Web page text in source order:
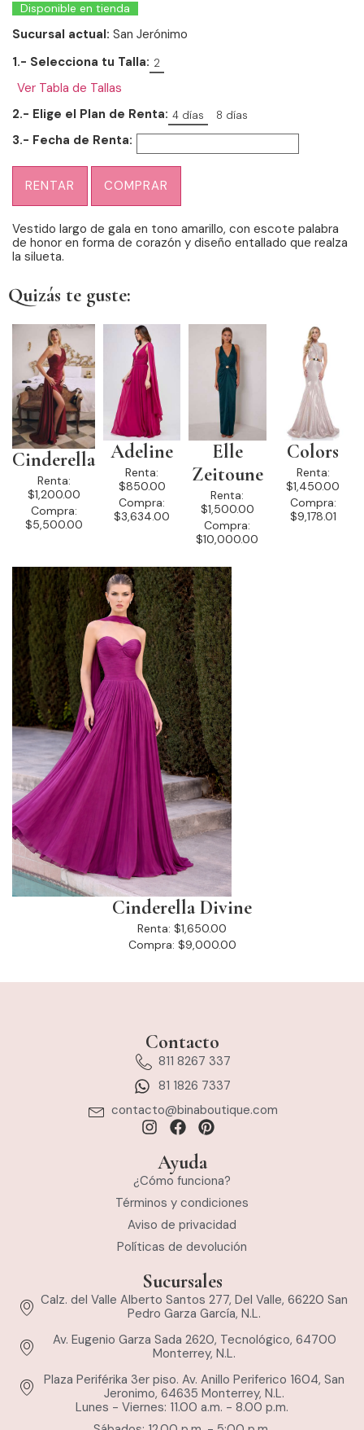
Disponible en tienda
Sucursal actual: San Jerónimo
1.- Selecciona tu Talla: 2
Ver Tabla de Tallas
2.- Elige el Plan de Renta: 4 días 8 días
3.- Fecha de Renta:
RENTAR COMPRAR
Vestido largo de gala en tono amarillo, con escote palabra
de honor en forma de corazón y diseño entallado que realza
la silueta.
Quizás te guste:
Cinderella
Renta:
$1,200.00
Compra:
$5,500.00
Adeline
Renta:
$850.00
Compra:
$3,634.00
Elle
Zeitoune
Renta:
$1,500.00
Compra:
$10,000.00
Colors
Renta:
$1,450.00
Compra:
$9,178.01
Cinderella Divine
Renta: $1,650.00
Compra: $9,000.00
Contacto
811 8267 337
81 1826 7337
contacto@binaboutique.com
Ayuda
¿Cómo funciona?
Términos y condiciones
Aviso de privacidad
Políticas de devolución
Sucursales
Calz. del Valle Alberto Santos 277, Del Valle, 66220 San
Pedro Garza García, N.L.
Av. Eugenio Garza Sada 2620, Tecnológico, 64700
Monterrey, N.L.
Plaza Periférika 3er piso. Av. Anillo Periferico 1604, San
Jeronimo, 64635 Monterrey, N.L.
Lunes - Viernes: 11.00 a.m. - 8.00 p.m.